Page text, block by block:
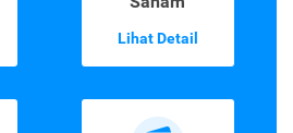
Lihat Detail